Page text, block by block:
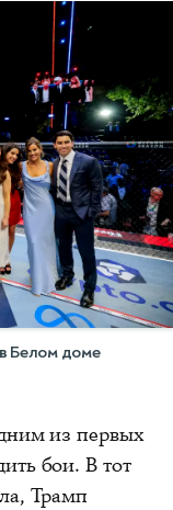
Белом доме
из первых
бои. В тот
Трамп